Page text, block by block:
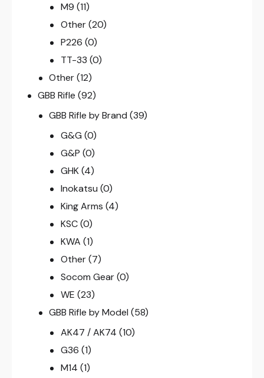
M9 (11)
Other (20)
P226 (0)
TT-33 (0)
Other (12)
GBB Rifle (92)
GBB Rifle by Brand (39)
G&G (0)
G&P (0)
GHK (4)
Inokatsu (0)
King Arms (4)
KSC (0)
KWA (1)
Other (7)
Socom Gear (0)
WE (23)
GBB Rifle by Model (58)
AK47 / AK74 (10)
G36 (1)
M14 (1)